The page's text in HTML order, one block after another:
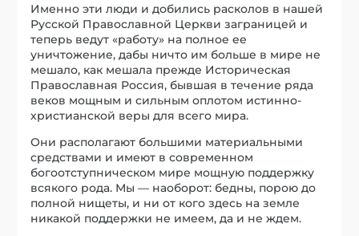
Именно эти люди и добились расколов в нашей
Русской Православной Церкви заграницей и
теперь ведут «работу» на полное ее
уничтожение, дабы ничто им больше в мире не
мешало, как мешала прежде Историческая
Православная Россия, бывшая в течение ряда
веков мощным и сильным оплотом истинно-
христианской веры для всего мира.
Они располагают большими материальными
средствами и имеют в современном
богоотступническом мире мощную поддержку
всякого рода. Мы — наоборот: бедны, порою до
полной нищеты, и ни от кого здесь на земле
никакой поддержки не имеем, да и не ждем.